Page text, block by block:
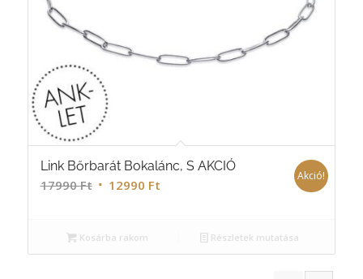
Link Bőrbarát Bokalánc, S AKCIÓ
17990Ft 12990 Ft
Akció!
Kosárba rakom Részletek mutatása